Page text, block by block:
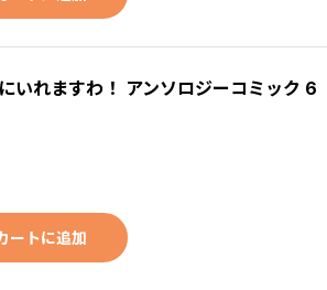
いれますわ！ アンソロジーコミック 6
ートに追加